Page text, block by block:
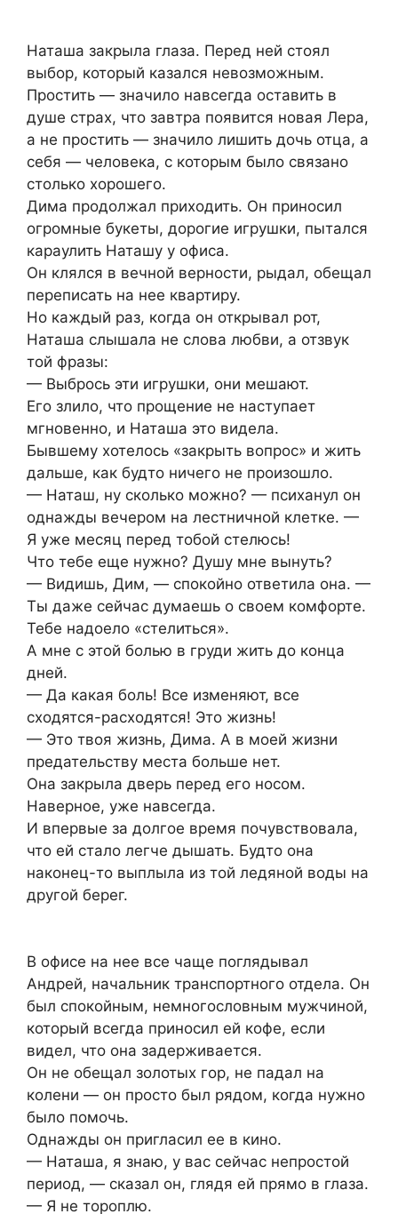
Наташа закрыла глаза. Перед ней стоял
выбор, который казался невозможным.
Простить — значило навсегда оставить в
душе страх, что завтра появится новая Лера,
а не простить — значило лишить дочь отца, а
себя — человека, с которым было связано
столько хорошего.
Дима продолжал приходить. Он приносил
огромные букеты, дорогие игрушки, пытался
караулить Наташу у офиса.
Он клялся в вечной верности, рыдал, обещал
переписать на нее квартиру.
Но каждый раз, когда он открывал рот,
Наташа слышала не слова любви, а отзвук
той фразы:
— Выбрось эти игрушки, они мешают.
Его злило, что прощение не наступает
мгновенно, и Наташа это видела.
Бывшему хотелось «закрыть вопрос» и жить
дальше, как будто ничего не произошло.
— Наташ, ну сколько можно? — психанул он
однажды вечером на лестничной клетке. —
Я уже месяц перед тобой стелюсь!
Что тебе еще нужно? Душу мне вынуть?
— Видишь, Дим, — спокойно ответила она. —
Ты даже сейчас думаешь о своем комфорте.
Тебе надоело «стелиться».
А мне с этой болью в груди жить до конца
дней.
— Да какая боль! Все изменяют, все
сходятся-расходятся! Это жизнь!
— Это твоя жизнь, Дима. А в моей жизни
предательству места больше нет.
Она закрыла дверь перед его носом.
Наверное, уже навсегда.
И впервые за долгое время почувствовала,
что ей стало легче дышать. Будто она
наконец-то выплыла из той ледяной воды на
другой берег.
В офисе на нее все чаще поглядывал
Андрей, начальник транспортного отдела. Он
был спокойным, немногословным мужчиной,
который всегда приносил ей кофе, если
видел, что она задерживается.
Он не обещал золотых гор, не падал на
колени — он просто был рядом, когда нужно
было помочь.
Однажды он пригласил ее в кино.
— Наташа, я знаю, у вас сейчас непростой
период, — сказал он, глядя ей прямо в глаза.
— Я не тороплю.